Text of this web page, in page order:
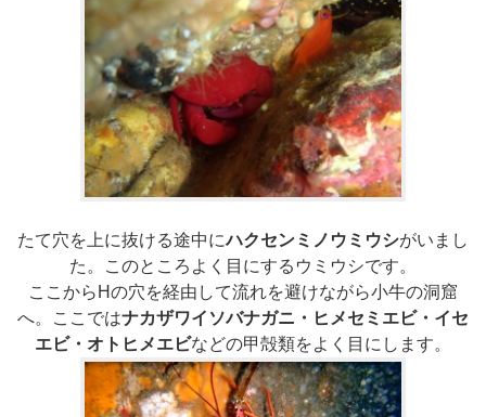
たて穴を上に抜ける途中にハクセンミノウミウシがいまし
た。このところよく目にするウミウシです。
ここからHの穴を経由して流れを避けながら小牛の洞窟
へ。ここではナカザワイソバナガニ・ヒメセミエビ・イセ
エビ・オトヒメエビなどの甲殻類をよく目にします。